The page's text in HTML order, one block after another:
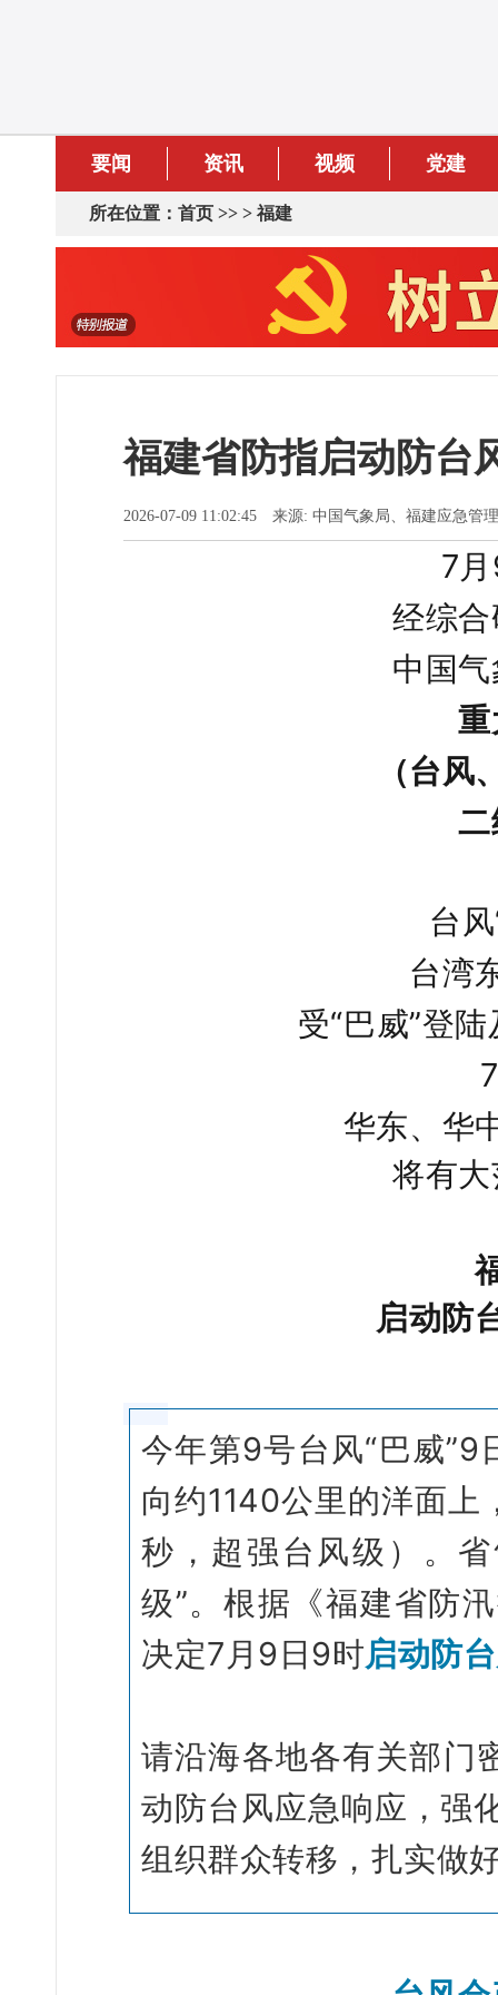
要闻 资讯 视频 党建
所在位置： 首页 >> > 福建
福建省防指启动防台
2026-07-09 11:02:45 来源: 中国气象局、福建应急管
7
经综
中国
（台风
台
台湾
受“巴威”登
华东、华
将有
启动防
今年第9号台风“巴威
向约1140公里的洋面
秒，超强台风级）。
级”。根据《福建省防
决定7月9日9时启动防
请沿海各地各有关部门
动防台风应急响应，强
组织群众转移，扎实做